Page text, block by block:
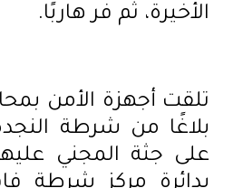
الأخيرة، ثم فر هاربًا.
تلقت أجهزة الأمن
بلاغًا من شرطة
على جثة المجني